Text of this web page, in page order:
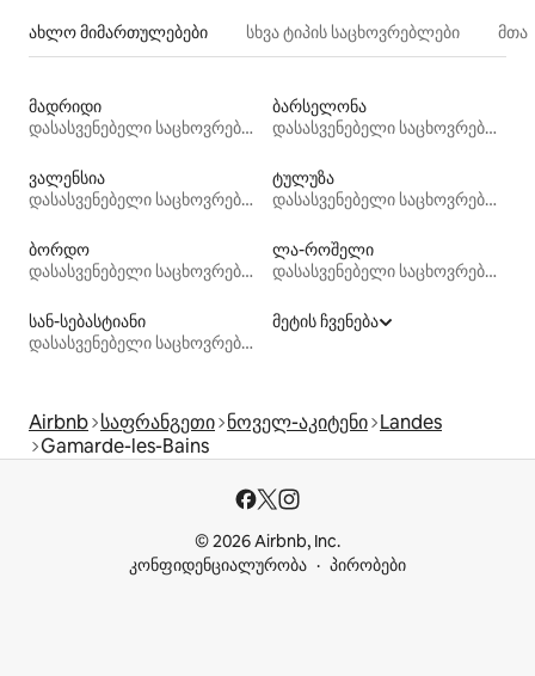
ახლო მიმართულებები სხვა ტიპის საცხოვრებლები
მადრიდი
დასასვენებელი საცხოვრებლები
ბარსელონა
დასასვენებელი საცხოვრებლები
ვალენსია
დასასვენებელი საცხოვრებლები
ტულუზა
დასასვენებელი საცხოვრებლები
ბორდო
დასასვენებელი საცხოვრებლები
ლა-როშელი
დასასვენებელი საცხოვრებლები
სან-სებასტიანი
დასასვენებელი საცხოვრებლები
მეტის ჩვენება
Airbnb საფრანგეთი ნოველ-აკიტენი Landes
Gamarde-les-Bains
© 2026 Airbnb, Inc.
კონფიდენციალურობა
პირობები